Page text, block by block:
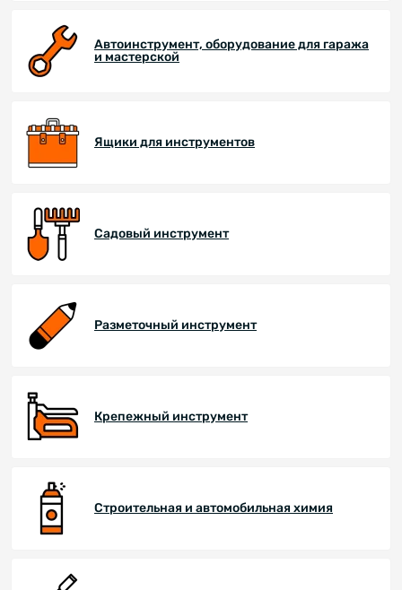
Автоинструмент, оборудование для гаража
и мастерской
Ящики для инструментов
Садовый инструмент
Разметочный инструмент
Крепежный инструмент
Строительная и автомобильная химия